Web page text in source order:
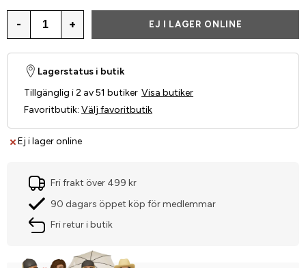
- + EJ I LAGER ONLINE
Ej i lager online
Lagerstatus i butik
Tillgänglig i 2 av 51 butiker Visa butiker
Favoritbutik: Välj favoritbutik
Fri frakt över 499 kr
90 dagars öppet köp för medlemmar
Fri retur i butik